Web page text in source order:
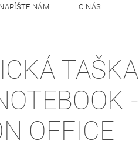
NAPÍŠTE NÁM O NÁS
TAŠKA
-
OFFICE